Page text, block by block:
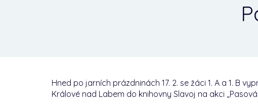
Hned po jarních prázdninách 17. 2. se žáci 1. A a 1. B
Králové nad Labem do knihovny Slavoj na akci